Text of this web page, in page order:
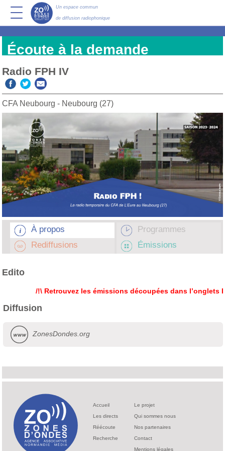
Un espace commun
de diffusion radiophonique
Écoute à la demande
Radio FPH IV
CFA Neubourg - Neubourg (27)
À propos
Programmes
Rediffusions
Émissions
Edito
/!\ Retrouvez les émissions découpées dans l’onglets
Diffusion
ZonesDondes.org
Accueil
Les directs
Réécoute
Recherche
Le projet
Qui sommes nous
Nos partenaires
Contact
Mentions légales